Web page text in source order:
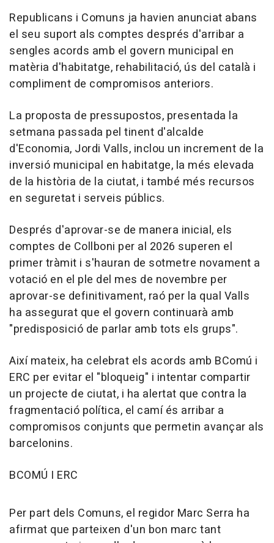
Republicans i Comuns ja havien anunciat abans
el seu suport als comptes després d'arribar a
sengles acords amb el govern municipal en
matèria d'habitatge, rehabilitació, ús del català i
compliment de compromisos anteriors.
La proposta de pressupostos, presentada la
setmana passada pel tinent d'alcalde
d'Economia, Jordi Valls, inclou un increment de la
inversió municipal en habitatge, la més elevada
de la història de la ciutat, i també més recursos
en seguretat i serveis públics.
Després d'aprovar-se de manera inicial, els
comptes de Collboni per al 2026 superen el
primer tràmit i s'hauran de sotmetre novament a
votació en el ple del mes de novembre per
aprovar-se definitivament, raó per la qual Valls
ha assegurat que el govern continuarà amb
"predisposició de parlar amb tots els grups".
Així mateix, ha celebrat els acords amb BComú i
ERC per evitar el "bloqueig" i intentar compartir
un projecte de ciutat, i ha alertat que contra la
fragmentació política, el camí és arribar a
compromisos conjunts que permetin avançar als
barcelonins.
BCOMÚ I ERC
Per part dels Comuns, el regidor Marc Serra ha
afirmat que parteixen d'un bon marc tant